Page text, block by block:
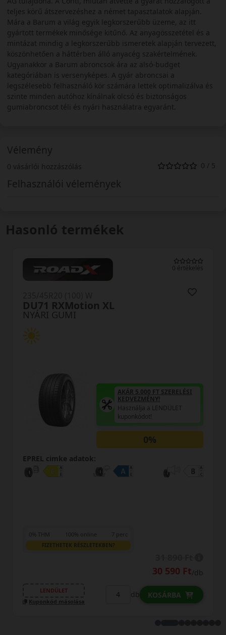
teljes körű átszervezéshez a német tapasztalatok alapján.
Mára a Barum a világ egyik legkorszerűbb üzeme, az itt
gyártott termékek minősége kitűnő. Az anyagösszetétel és a
mintázat mindig a legkorszerűbb ismeretek alapján tervezett,
köszönhetően a háttérben álló anyacég szakértelmének.
Ugyanakkor a Barum abroncsok ára az alsó-budget
kategóriában is versenyképes. A gyár abroncsai a
legszélesebb felhasználó kör számára lettek optimalizálva és
szinte minden autóhoz kínálnak olcsó és biztonságos
gumiabroncsot téli és nyári használatra egyaránt.
Vélemény
0 vásárlói hozzászólás 0 / 5
Felhasználói vélemények
Hasonló termékek
0
NYÁRI GUMI
DU71 RXMotion XL
AKÁR 5.000 FT SZERELÉSI
KEDVEZMÉNY!
Használja a LENDÜLET
kuponkódot!
EPREL cimke adatok:
0% THM 100% online
FIZETHETEK RÉSZLETEKBEN?
35 290 Ft
LENDÜLET
Kuponkód másolása
db KOSÁRBA